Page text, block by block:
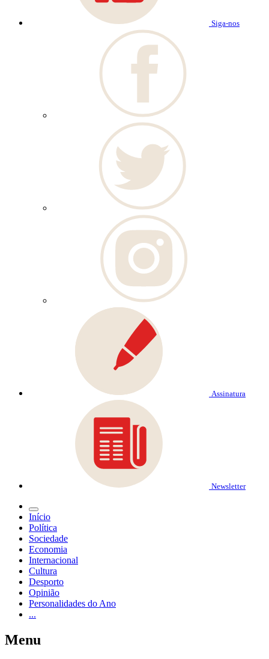
Siga-nos
Assinatura
Newsletter
Início
Política
Sociedade
Economia
Internacional
Cultura
Desporto
Opinião
Personalidades do Ano
...
Menu